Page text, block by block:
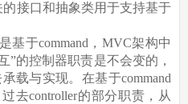
接口和抽象类用于支持基于
于command，MVC架构中
”的控制器职责是不会变的，
载与实现。在基于command
去controller的部分职责，从